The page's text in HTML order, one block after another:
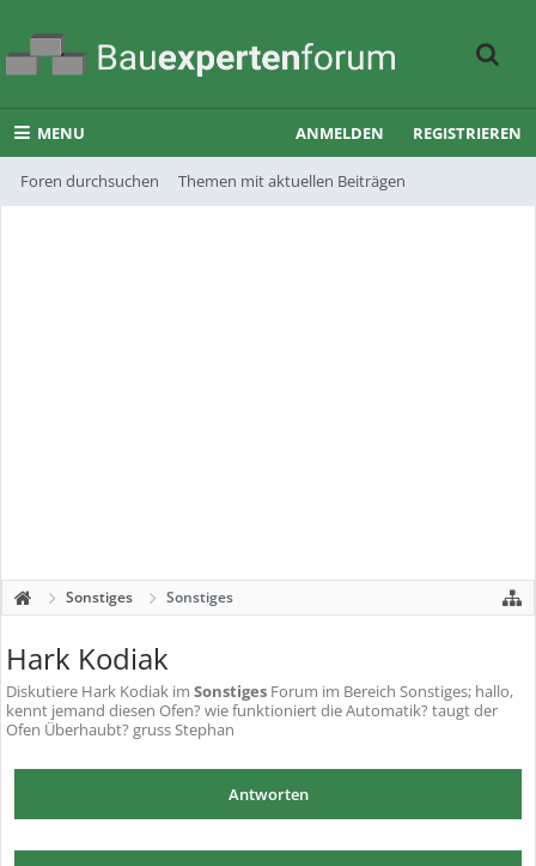
MENU
Foren durchsuchen Themen mit aktuellen Beiträgen
ANMELDEN REGISTRIEREN
Sonstiges Sonstiges
Hark Kodiak
Diskutiere Hark Kodiak im Sonstiges Forum im Bereich Sonstiges; hallo,
kennt jemand diesen Ofen? wie funktioniert die Automatik? taugt der
Ofen Überhaubt? gruss Stephan
Antworten